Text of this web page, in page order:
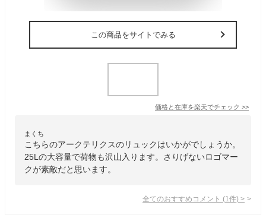
この商品をサイトでみる
価格と在庫を楽天でチェック >>
まくち
こちらのアークテリクスのリュックはいかがでしょうか。
25Lの大容量で荷物も沢山入ります。さりげないロゴマー
クが素敵だと思います。
全てのおすすめコメント (1 件) >